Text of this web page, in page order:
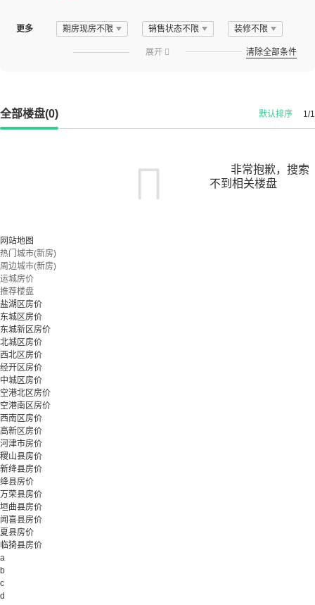
更多 期房现房不限 销售状态不限 装修不限
展开  清除全部条件
全部楼盘(0) 1/1
默认排序
非常抱歉，搜索
不到相关楼盘
网站地图
热门城市(新房)
周边城市(新房)
运城房价
推荐楼盘
盐湖区房价
东城区房价
东城新区房价
北城区房价
西北区房价
经开区房价
中城区房价
空港北区房价
空港南区房价
西南区房价
高新区房价
河津市房价
稷山县房价
新绛县房价
绛县房价
万荣县房价
垣曲县房价
闻喜县房价
夏县房价
临猗县房价
a
b
c
d